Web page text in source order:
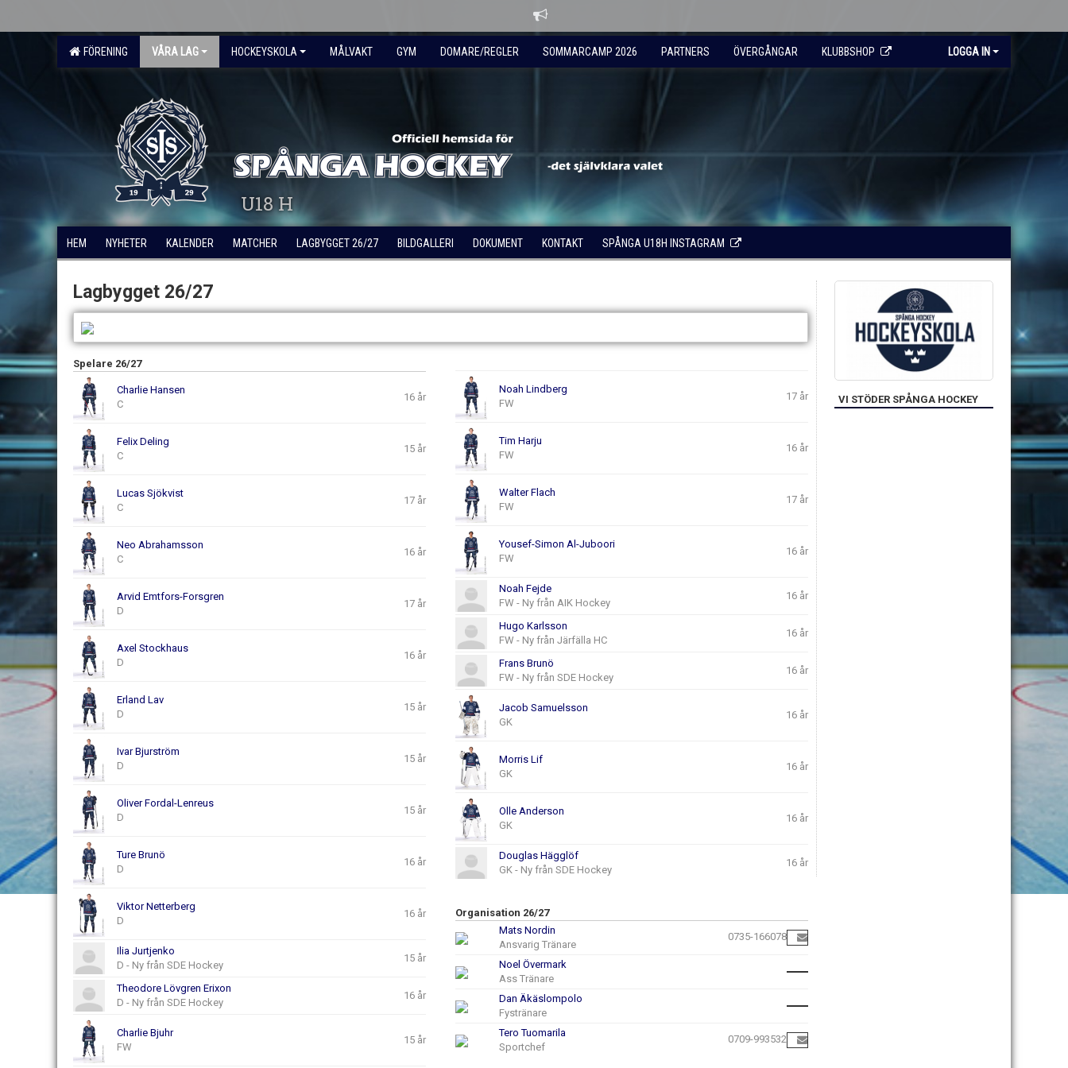
FÖRENING VÅRA LAG HOCKEYSKOLA MÅLVAKT GYM DOMARE/REGLER SOMMARCAMP 2026 PARTNERS ÖVERGÅNGAR KLUBBSHOP LOGGA IN
U18 H
HEM NYHETER KALENDER MATCHER LAGBYGGET 26/27 BILDGALLERI DOKUMENT KONTAKT SPÅNGA U18H INSTAGRAM
Lagbygget 26/27
Spelare 26/27
Charlie Hansen
C
16 år
Felix Deling
C
15 år
Lucas Sjökvist
C
17 år
Neo Abrahamsson
C
16 år
Arvid Emtfors-Forsgren
D
17 år
Axel Stockhaus
D
16 år
Erland Lav
D
15 år
Ivar Bjurström
D
15 år
Oliver Fordal-Lenreus
D
15 år
Ture Brunö
D
16 år
Viktor Netterberg
D
16 år
Ilia Jurtjenko
D - Ny från SDE Hockey
15 år
Theodore Lövgren Erixon
D - Ny från SDE Hockey
16 år
Charlie Bjuhr
FW
15 år
Noah Lindberg
FW
17 år
Tim Harju
FW
16 år
Walter Flach
FW
17 år
Yousef-Simon Al-Juboori
FW
16 år
Noah Fejde
FW - Ny från AIK Hockey
16 år
Hugo Karlsson
FW - Ny från Järfälla HC
16 år
Frans Brunö
FW - Ny från SDE Hockey
16 år
Jacob Samuelsson
GK
16 år
Morris Lif
GK
16 år
Olle Anderson
GK
16 år
Douglas Hägglöf
GK - Ny från SDE Hockey
16 år
Organisation 26/27
Mats Nordin
Ansvarig Tränare
0735-166078
Noel Övermark
Ass Tränare
Dan Äkäslompolo
Fystränare
Tero Tuomarila
Sportchef
0709-993532
VI STÖDER SPÅNGA HOCKEY